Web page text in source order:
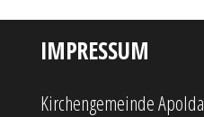
IMPRESSUM
Kirchengemeinde Apolda